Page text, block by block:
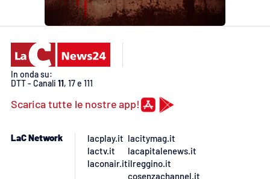
In onda su:
DTT - Canali 11, 17 e 111
Scarica tutte le nostre app!
LaC Network
lacplay.it
lactv.it
laconair.it
lacitymag.it
lacapitalenews.it
ilreggino.it
cosenzachannel.it